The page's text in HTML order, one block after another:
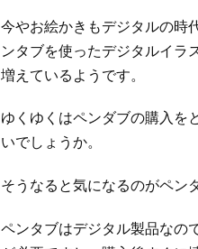
今やお絵かきもデジタルの時
ンタブを使ったデジタルイラ
増えているようです。
ゆくゆくはペンダブの購入を
いでしょうか。
そうなると気になるのがペン
ペンタブはデジタル製品なの